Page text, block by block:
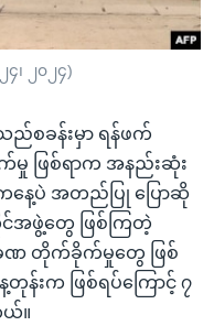
၊ ၂၀၂၄)
ည်စခန်းမှာ ရန်ဖက်
ဖြစ်ရာက အနည်းဆုံး
နေ့ပဲ အတည်ပြု ပြောဆို
အဖွဲ့တွေ ဖြစ်ကြတဲ့
ာခဏ တိုက်ခိုက်မှုတွေ ဖြစ်
းက ဖြစ်ရပ်ကြောင့် ၇
ယ်။